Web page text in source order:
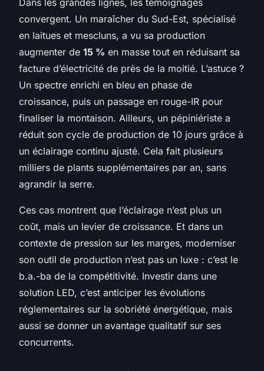
Dans les grandes lignes, les témoignages
convergent. Un maraîcher du Sud-Est, spécialisé
en laitues et mescluns, a vu sa production
augmenter de 15 % en masse tout en réduisant sa
facture d’électricité de près de la moitié. L’astuce ?
Un spectre enrichi en bleu en phase de
croissance, puis un passage en rouge-IR pour
finaliser la montaison. Ailleurs, un pépiniériste a
réduit son cycle de production de 10 jours grâce à
un éclairage continu ajusté. Cela fait plusieurs
milliers de plants supplémentaires par an, sans
agrandir la serre.
Ces cas montrent que l’éclairage n’est plus un
coût, mais un levier de croissance. Et dans un
contexte de pression sur les marges, moderniser
son outil de production n’est pas un luxe : c’est le
b.a.-ba de la compétitivité. Investir dans une
solution LED, c’est anticiper les évolutions
réglementaires sur la sobriété énergétique, mais
aussi se donner un avantage qualitatif sur ses
concurrents.